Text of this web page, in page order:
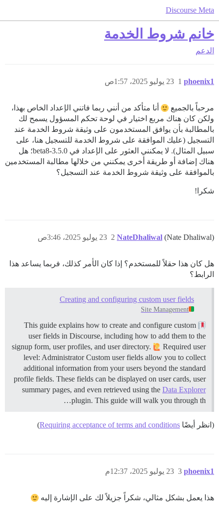
Discourse Meta
خانم شروط الخدمة
الدعم
phoenix1 23 يوليو 2025، 1:57ص 1
مرحباً بالجميع
أنا متأكد من أنني ربما فاتني الإعداد الخاص بهذا،
ولكن كان هناك مربع اختيار في لوحة تحكم المسؤول يسمح لك
بالمطالبة بأن يوافق المستخدمون على وثيقة شروط الخدمة عند
التسجيل (عليك الموافقة على شروط الخدمة للتسجيل هنا، على
سبيل المثال). لا يمكنني العثور على الإعداد في 3.5.0-beta8؛ هل
هناك إضافة أو طريقة أخرى يمكنني من خلالها مطالبة المستخدمين
بالموافقة على وثيقة شروط الخدمة عند التسجيل؟
شكرا!
NateDhaliwal (Nate Dhaliwal) 23 يوليو 2025، 3:46ص 2
هل كان هذا حقلاً للمستخدم؟ إذا كان الأمر كذلك، فربما يساعد هذا
الرابط؟
Creating and configuring custom user fields
Site Management
This guide explains how to create and configure custom
user fields in Discourse, including how to add them to the
signup form, user profiles, and user directory.
Required user
level: Administrator Custom user fields allow you to collect
additional information from your users beyond the standard
profile fields. These fields can be displayed on user cards, user
summary pages, and even retrieved using the Data Explorer
plugin. This guide will walk you through th…
(انظر أيضًا Requiring acceptance of terms and conditions
)
phoenix1 23 يوليو 2025، 12:37م 3
هذا يعمل بشكل مثالي، شكراً جزيلاً لك على الإشارة إليه